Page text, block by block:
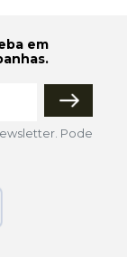
em
Pode